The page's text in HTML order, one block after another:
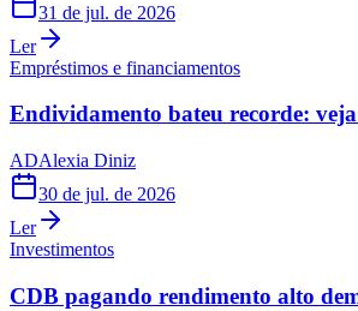
31 de jul. de 2026
Ler
Empréstimos e financiamentos
Endividamento bateu recorde:
ADAlexia Diniz
30 de jul. de 2026
Ler
Investimentos
CDB pagando rendimento alto